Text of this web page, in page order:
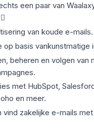
een paar van
van koude e-mails.
op basis vankunstmatige
beheren en volgen van
met HubSpot,
en meer.
vind zakelijke e-mails met